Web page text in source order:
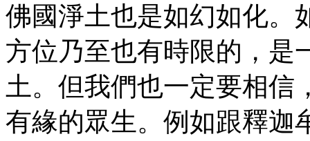
佛國淨土也是如幻如化。
方位乃至也有時限的，是
土。但我們也一定要相信
有緣的眾生。例如跟釋迦